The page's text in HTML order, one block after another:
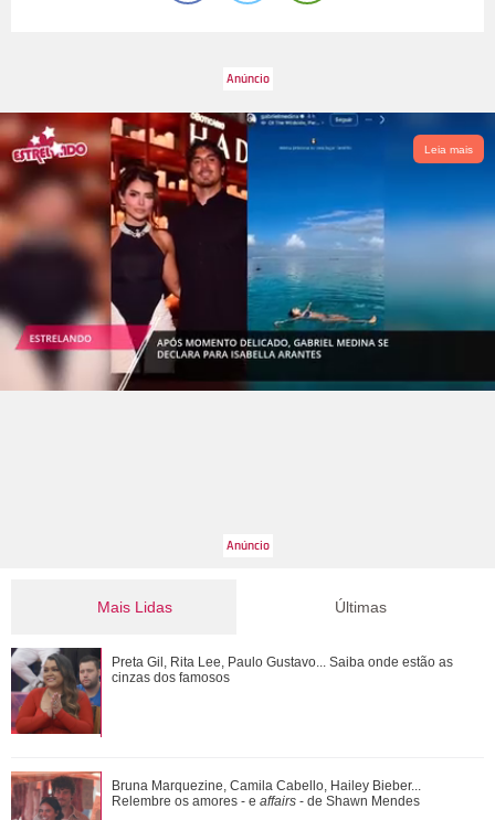
Leia mais
Mais Lidas
Bruna Marquezine, Camila Cabello, Hailey Bieber...
Relembre os amores - e affairs - de Shawn ...
O nome dela deveria ser Pedra? Veja o que mais revelou a
série documental Meu Nome é Preta
Últimas
Preta Gil, Rita Lee, Paulo Gustavo... Saiba onde estão as
cinzas dos famosos
Bruna Marquezine, Camila Cabello, Hailey Bieber...
Relembre os amores - e affairs - de Shawn Mendes